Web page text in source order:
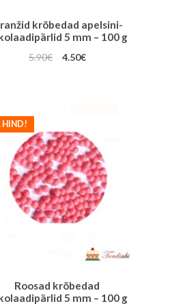
krõbedad apelsini-
5 mm – 100 g
5.90€
Algne
4.50€Praegune
Roosad krõbedad
5 mm – 100 g
HIND!